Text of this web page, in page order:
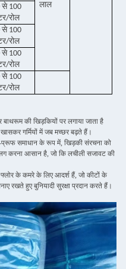
लाल
से 100
रोल
से 100
रोल
से 100
रोल
से 100
रोल
की खिड़कियों पर लगाया जाता है
गर्मियों में जब मच्छर बढ़ते हैं।
समाधान के रूप में, खिड़की संरचना को
करना आसान है, जो कि लचीली सजावट की
फ्लोर के कमरे के लिए आदर्श हैं, जो कीटों के
रखते हुए बुनियादी सुरक्षा प्रदान करते हैं।